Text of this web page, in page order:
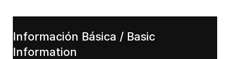
Información Básica / Basic
Information